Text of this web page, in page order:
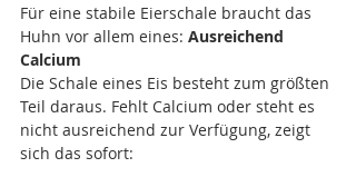
Für eine stabile Eierschale braucht das
Huhn vor allem eines: Ausreichend
Calcium
Die Schale eines Eis besteht zum größten
Teil daraus. Fehlt Calcium oder steht es
nicht ausreichend zur Verfügung, zeigt
sich das sofort: